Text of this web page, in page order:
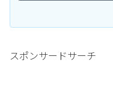
スポンサードサーチ